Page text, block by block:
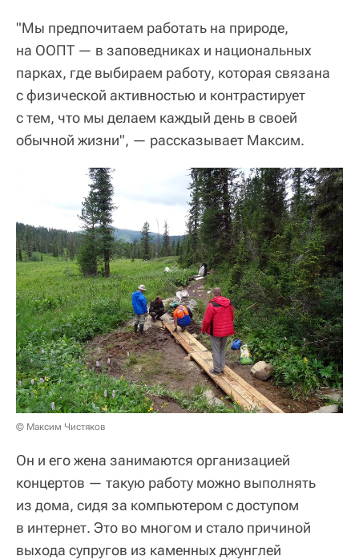
"Мы предпочитаем работать на природе,
на ООПТ — в заповедниках и национальных
парках, где выбираем работу, которая связана
с физической активностью и контрастирует
с тем, что мы делаем каждый день в своей
обычной жизни", — рассказывает Максим.
© Максим Чистяков
Он и его жена занимаются организацией
концертов — такую работу можно выполнять
из дома, сидя за компьютером с доступом
в интернет. Это во многом и стало причиной
выхода супругов из каменных джунглей